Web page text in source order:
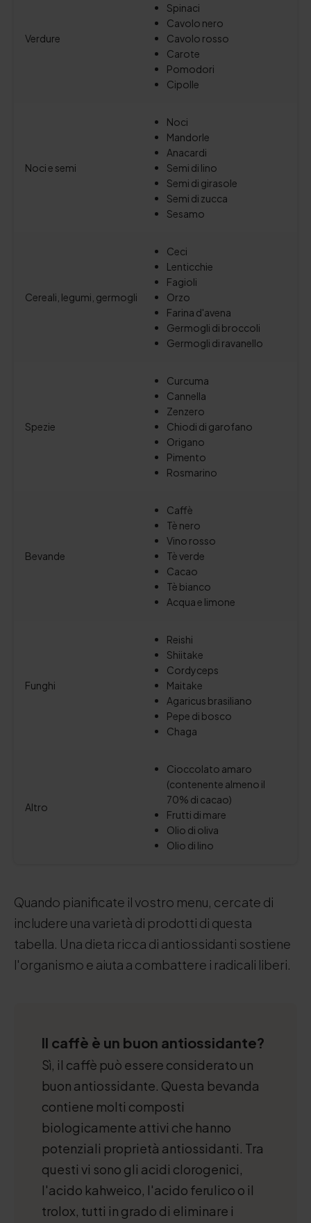
Verdure
Spinaci
Cavolo nero
Cavolo rosso
Carote
Pomodori
Cipolle
Noci e semi
Noci
Mandorle
Anacardi
Semi di lino
Semi di girasole
Semi di zucca
Sesamo
Cereali, legumi, germogli
Ceci
Lenticchie
Fagioli
Orzo
Farina d'avena
Germogli di broccoli
Germogli di ravanello
Spezie
Curcuma
Cannella
Zenzero
Chiodi di garofano
Origano
Pimento
Rosmarino
Bevande
Caffè
Tè nero
Vino rosso
Tè verde
Cacao
Tè bianco
Acqua e limone
Funghi
Reishi
Shiitake
Cordyceps
Maitake
Agaricus brasiliano
Pepe di bosco
Chaga
Altro
Cioccolato amaro
(contenente almeno il
70% di cacao)
Frutti di mare
Olio di oliva
Olio di lino
Quando pianificate il vostro menu, cercate di
includere una varietà di prodotti di questa
tabella. Una dieta ricca di antiossidanti sostiene
l'organismo e aiuta a combattere i radicali liberi.
Il caffè è un buon antiossidante?
Sì, il caffè può essere considerato un
buon antiossidante. Questa bevanda
contiene molti composti
biologicamente attivi che hanno
potenziali proprietà antiossidanti. Tra
questi vi sono gli acidi clorogenici,
l'acido kahweico, l'acido ferulico o il
trolox, tutti in grado di eliminare i